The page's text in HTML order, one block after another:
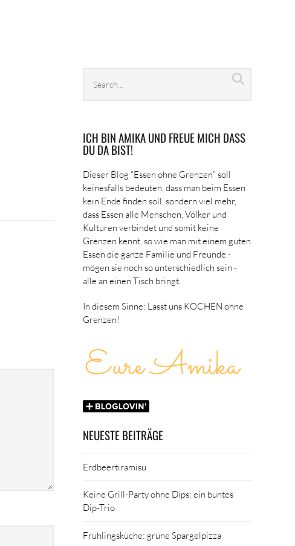
archives
ICH BIN AMIKA UND FREUE MICH DASS
DU DA BIST!
Dieser Blog “Essen ohne Grenzen” soll
keinesfalls bedeuten, dass man beim Essen
kein Ende finden soll, sondern viel mehr,
dass Essen alle Menschen, Völker und
Kulturen verbindet und somit keine
Grenzen kennt, so wie man mit einem guten
Essen die ganze Familie und Freunde -
mögen sie noch so unterschiedlich sein -
alle an einen Tisch bringt.
In diesem Sinne: Lasst uns KOCHEN ohne
Grenzen!
NEUESTE BEITRÄGE
Erdbeertiramisu
Keine Grill-Party ohne Dips: ein buntes
Dip-Trio
Frühlingsküche: grüne Spargelpizza